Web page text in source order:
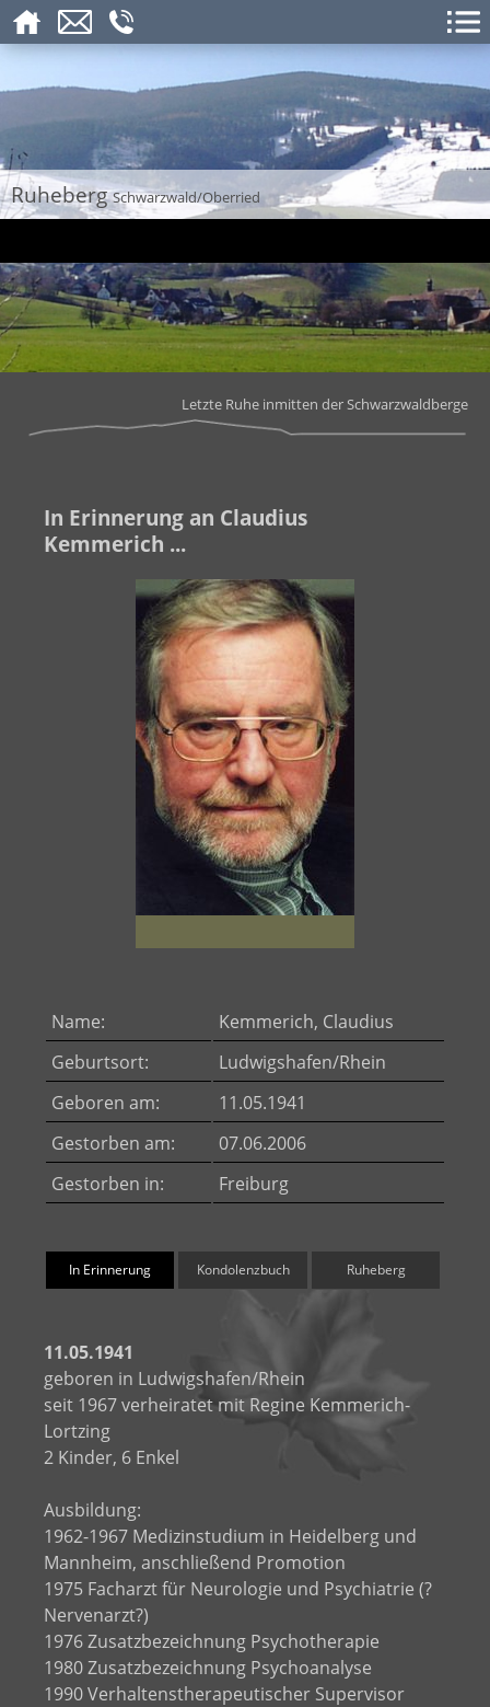
RuhebergSchwarzwald/Oberried
Letzte Ruhe inmitten der Schwarzwaldberge
In Erinnerung an Claudius
Kemmerich ...
Name:
Kemmerich, Claudius
Geburtsort:
Ludwigshafen/Rhein
Geboren am:
11.05.1941
Gestorben am:
07.06.2006
Gestorben in:
Freiburg
In Erinnerung Kondolenzbuch Ruheberg
11.05.1941
geboren in Ludwigshafen/Rhein
seit 1967 verheiratet mit Regine Kemmerich-
Lortzing
2 Kinder, 6 Enkel
Ausbildung:
1962-1967 Medizinstudium in Heidelberg und
Mannheim, anschließend Promotion
1975 Facharzt für Neurologie und Psychiatrie (?
Nervenarzt?)
1976 Zusatzbezeichnung Psychotherapie
1980 Zusatzbezeichnung Psychoanalyse
1990 Verhaltenstherapeutischer Supervisor